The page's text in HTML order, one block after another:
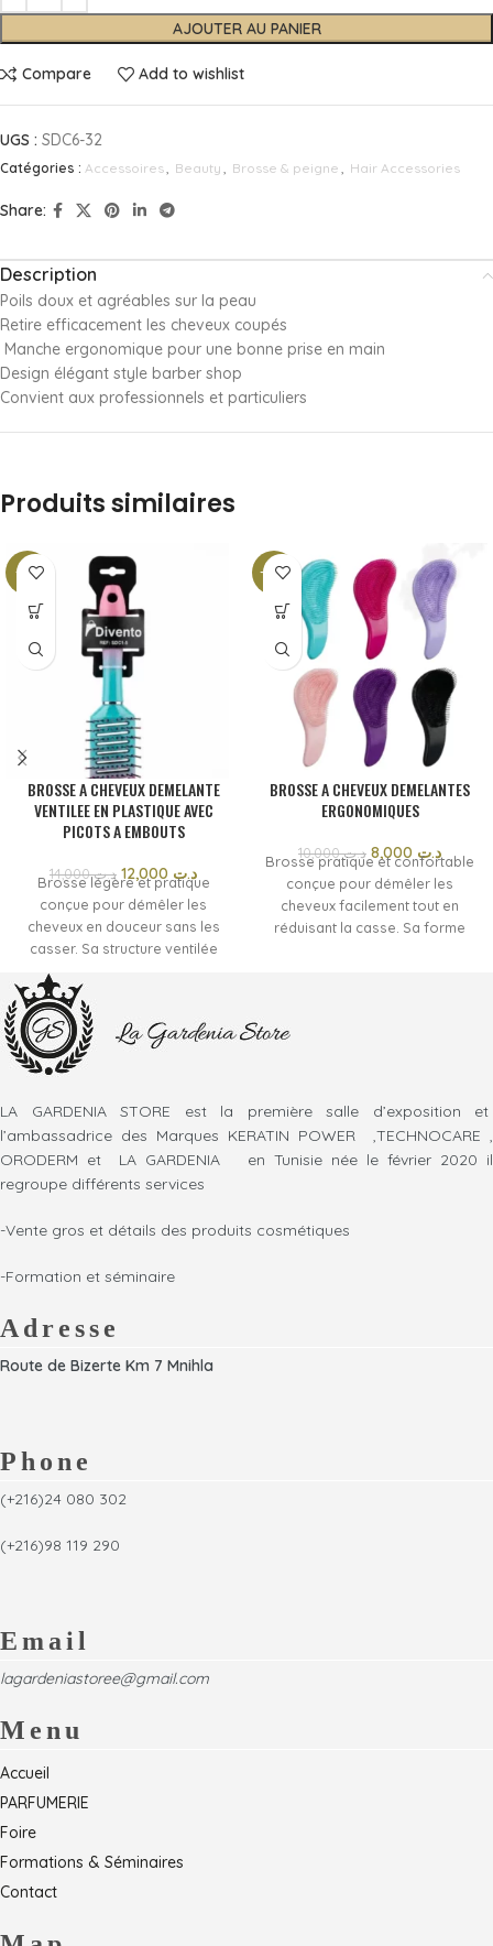
AJOUTER AU PANIER
Compare Add to wishlist
UGS : SDC6-32
Catégories : Accessoires Beauty Brosse & peigne Hair Accessories
Share:
Description
Poils doux et agréables sur la peau
Retire efficacement les cheveux coupés
Manche ergonomique pour une bonne prise en main
Design élégant style barber shop
Convient aux professionnels et particuliers
Produits similaires
-14%
BROSSE A CHEVEUX DEMELANTE
VENTILEE EN PLASTIQUE AVEC
PICOTS A EMBOUTS
د.ت14,000 د.ت
Brosse légère et pratique
conçue pour démêler les
cheveux en douceur sans les
casser. Sa structure ventilée
permet un séchage plus rapide
tandis que les picots à embouts
offrent un massage agréable
du cuir chevelu.
-20%
BROSSE A CHEVEUX DEMELANTES
ERGONOMIQUES
د.ت10,000 د.ت
Brosse pratique et confortable
conçue pour démêler les
cheveux facilement tout en
réduisant la casse. Sa forme
LA GARDENIA STORE est la première salle d’exposition et
l’ambassadrice des Marques KERATIN POWER ,TECHNOCARE ,
ORODERM et LA GARDENIA en Tunisie née le février 2020 il
regroupe différents services
-Vente gros et détails des produits cosmétiques
-Formation et séminaire
Adresse
Route de Bizerte Km 7 Mnihla
Phone
(+216)24 080 302
(+216)98 119 290
Email
lagardeniastoree@gmail.com
Menu
Accueil
PARFUMERIE
Foire
Formations & Séminaires
Contact